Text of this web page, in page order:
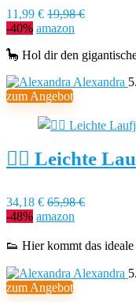
11,99 € 19,98 €
-40% amazon
🦕 Hol dir den
Alexandra
zum Angebot
🏃‍♂️ Leichte
34,18 € 65,98 €
-48% amazon
👟 Hier kommt das
Alexandra
zum Angebot